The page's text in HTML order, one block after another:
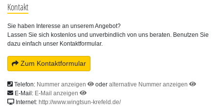
Kontakt
Sie haben Interesse an unserem Angebot?
Lassen Sie sich kostenlos und unverbindlich von uns beraten. Benutzen Sie
dazu einfach unser Kontaktformular.
Zum Kontaktformular
Telefon: Nummer anzeigen oder alternative Nummer anzeigen
E-Mail: E-Mail anzeigen
Internet: http://www.wingtsun-krefeld.de/